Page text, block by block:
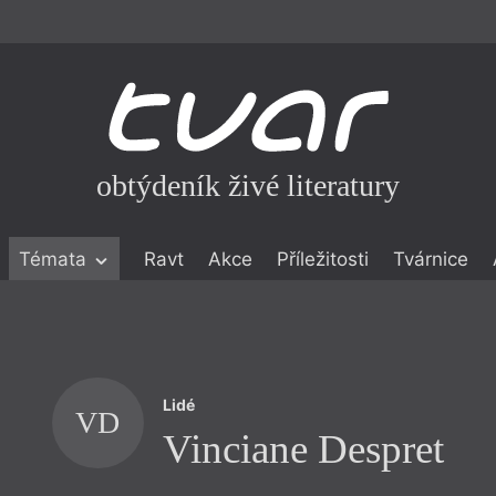
obtýdeník živé literatury
Témata Ravt Akce Příležitosti Tvárnice
VD Lidé
Vinciane Despret